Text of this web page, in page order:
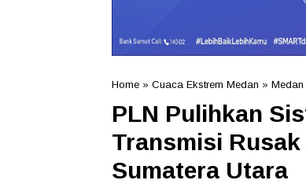
Home » Cuaca Ekstrem Medan » Medan
PLN Pulihkan
Transmisi
Sumatera Utara